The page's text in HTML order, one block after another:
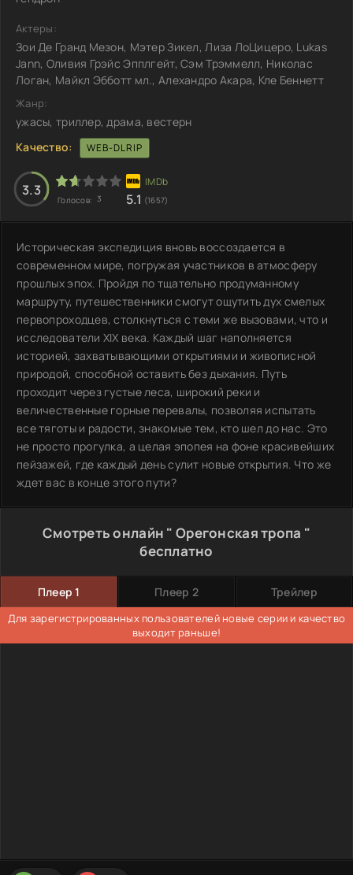
Актеры:
Зои Де Гранд Мезон, Мэтер Зикел, Лиза ЛоЦицеро, Lukas
Jann, Оливия Грэйс Эпплгейт, Сэм Трэммелл, Николас
Логан, Майкл Эбботт мл., Алехандро Акара, Кле Беннетт
Жанр:
ужасы, триллер, драма, вестерн
Качество:
WEB-DLRIP
3.3
Голосов: 3 5.1 (1657)
Историческая экспедиция вновь воссоздается в
современном мире, погружая участников в атмосферу
прошлых эпох. Пройдя по тщательно продуманному
маршруту, путешественники смогут ощутить дух смелых
первопроходцев, столкнуться с теми же вызовами, что и
исследователи XIX века. Каждый шаг наполняется
историей, захватывающими открытиями и живописной
природой, способной оставить без дыхания. Путь
проходит через густые леса, широкий реки и
величественные горные перевалы, позволяя испытать
все тяготы и радости, знакомые тем, кто шел до нас. Это
не просто прогулка, а целая эпопея на фоне красивейших
пейзажей, где каждый день сулит новые открытия. Что же
ждет вас в конце этого пути?
Смотреть онлайн " Орегонская тропа "
бесплатно
Плеер 1 Плеер 2 Трейлер
Для зарегистрированных пользователей новые серии и качество
выходит раньше!